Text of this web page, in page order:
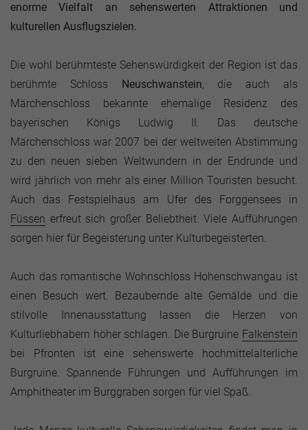
enorme Vielfalt an sehenswerten Attraktionen und
kulturellen Ausflugszielen.
Die wohl berühmteste Sehenswürdigkeit der Region ist das
berühmte Schloss Neuschwanstein, die auch als
Märchenschloss bekannte ehemalige Residenz des
bayerischen Königs Ludwig II. Das deutsche
Märchenschloss war 2007 bei der weltweiten Abstimmung
zu den neuen sieben Weltwundern in der Endrunde und
wird jährlich von mehr als einer Million Touristen besucht.
Auch das Festspielhaus am Ufer des Forggensees in
Füssen erfreut sich großer Beliebtheit. Viele Aufführungen
sorgen hier für Begeisterung unter Kulturbegeisterten.
Auch das romantische Wohnschloss Hohenschwangau ist
einen Besuch wert. Bezaubernde alte Gemälde und die
stilvolle Innenausstattung lassen die Herzen von
Kulturliebhabern höher schlagen. Die Burgruine Falkenstein
bei Pfronten ist eine sehenswerte hochmittelalterliche
Burgruine. Spannende Führungen und Aufführungen im
Amphitheater im Burggraben sorgen für viel Spaß.